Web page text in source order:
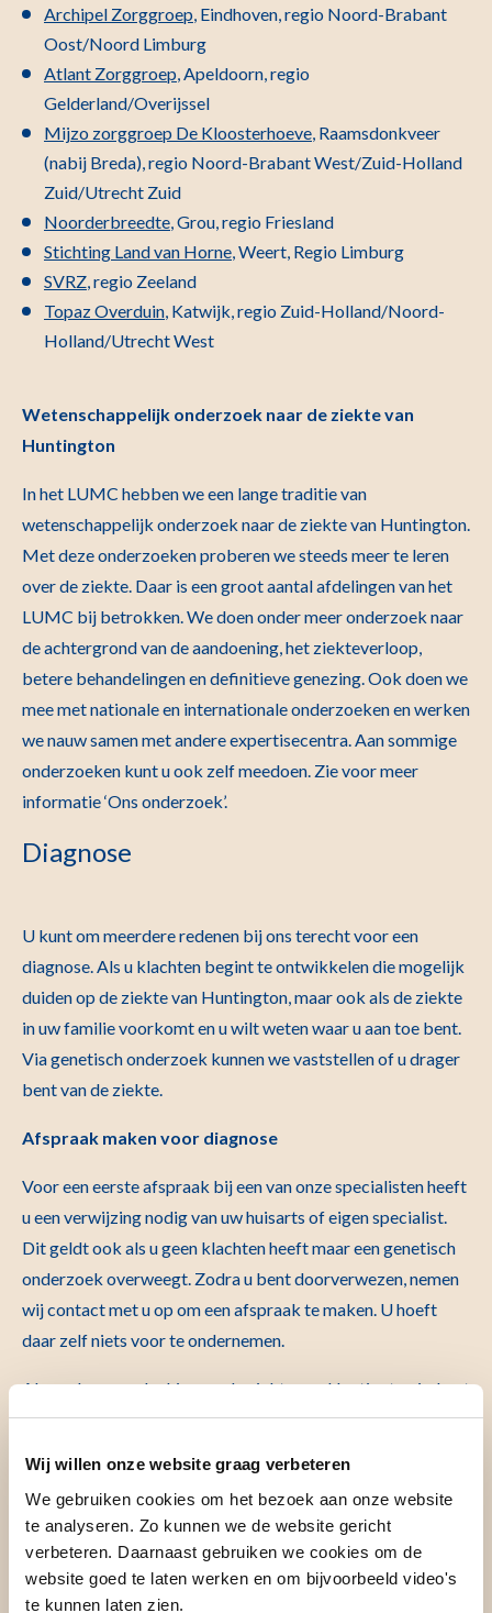
Wij willen onze website graag verbeteren
We gebruiken cookies om het bezoek aan onze website
te analyseren. Zo kunnen we de website gericht
verbeteren. Daarnaast gebruiken we cookies om de
website goed te laten werken en om bijvoorbeeld video's
te kunnen laten zien.
Archipel Zorggroep, Eindhoven, regio Noord-Brabant
Oost/Noord Limburg
Atlant Zorggroep, Apeldoorn, regio
Gelderland/Overijssel
Mijzo zorggroep De Kloosterhoeve, Raamsdonkveer
(nabij Breda), regio Noord-Brabant West/Zuid-Holland
Zuid/Utrecht Zuid
Noorderbreedte, Grou, regio Friesland
Stichting Land van Horne, Weert, Regio Limburg
SVRZ, regio Zeeland
Topaz Overduin, Katwijk, regio Zuid-Holland/Noord-
Holland/Utrecht West
Wetenschappelijk onderzoek naar de ziekte van
Huntington
In het LUMC hebben we een lange traditie van
wetenschappelijk onderzoek naar de ziekte van Huntington.
Met deze onderzoeken proberen we steeds meer te leren
over de ziekte. Daar is een groot aantal afdelingen van het
LUMC bij betrokken. We doen onder meer onderzoek naar
de achtergrond van de aandoening, het ziekteverloop,
betere behandelingen en definitieve genezing. Ook doen we
mee met nationale en internationale onderzoeken en werken
we nauw samen met andere expertisecentra. Aan sommige
onderzoeken kunt u ook zelf meedoen. Zie voor meer
informatie ‘Ons onderzoek’.
Diagnose
U kunt om meerdere redenen bij ons terecht voor een
diagnose. Als u klachten begint te ontwikkelen die mogelijk
duiden op de ziekte van Huntington, maar ook als de ziekte
in uw familie voorkomt en u wilt weten waar u aan toe bent.
Via genetisch onderzoek kunnen we vaststellen of u drager
bent van de ziekte.
Afspraak maken voor diagnose
Voor een eerste afspraak bij een van onze specialisten heeft
u een verwijzing nodig van uw huisarts of eigen specialist.
Dit geldt ook als u geen klachten heeft maar een genetisch
onderzoek overweegt. Zodra u bent doorverwezen, nemen
wij contact met u op om een afspraak te maken. U hoeft
daar zelf niets voor te ondernemen.
Als er al een verdenking op de ziekte van Huntington is, kunt
u zich op de dag van de afspraak melden bij de polikliniek
onderzoek, dan kunt u zich melden bij de polikliniek
Klinische Genetica. Deze vindt u aan route 807 in het
hoofdgebouw.